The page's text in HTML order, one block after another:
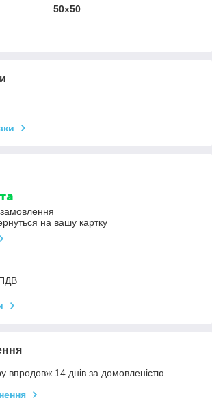
50x50
на вашу картку
впродовж 14 днів за домовленістю